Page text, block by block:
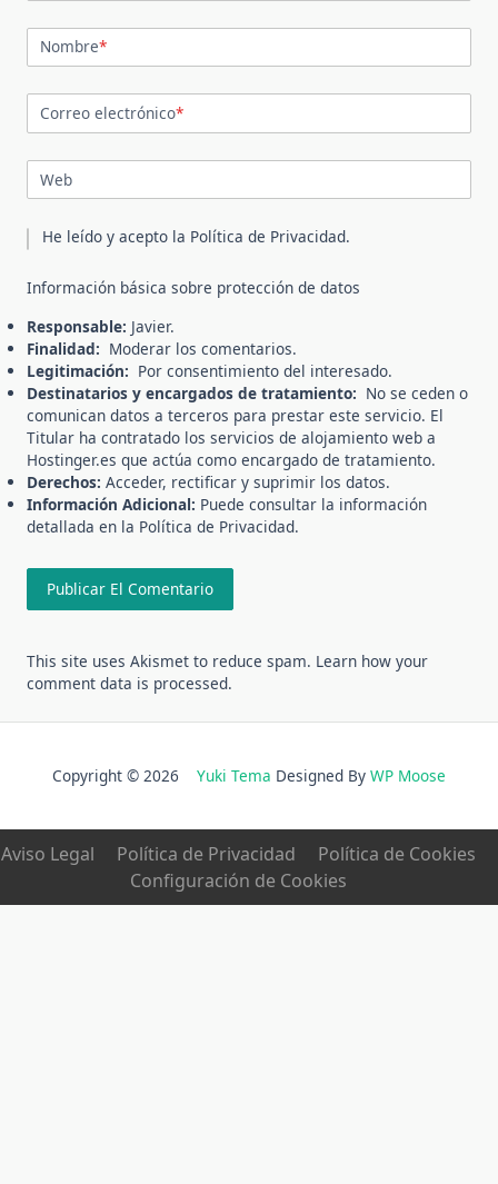
Nombre*
Correo electrónico*
Web
He leído y acepto la Política de Privacidad.
Información básica sobre protección de datos
Responsable: Javier.
Finalidad: Moderar los comentarios.
Legitimación: Por consentimiento del interesado.
Destinatarios y encargados de tratamiento: No se ceden o
comunican datos a terceros para prestar este servicio. El
Titular ha contratado los servicios de alojamiento web a
Hostinger.es que actúa como encargado de tratamiento.
Derechos: Acceder, rectificar y suprimir los datos.
Información Adicional: Puede consultar la información
detallada en la Política de Privacidad.
This site uses Akismet to reduce spam. Learn how your
comment data is processed.
Copyright © 2026 Yuki Tema Designed By WP Moose
Aviso Legal Política de Privacidad
Política de Cookies
Configuración de Cookies